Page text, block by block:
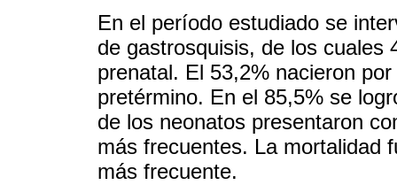
En el período estudiado se
de gastrosquisis, de los cuales
prenatal. El 53,2% nacieron
pretérmino. En el 85,5% se
de los neonatos presentaron
más frecuentes. La mortalidad
más frecuente.